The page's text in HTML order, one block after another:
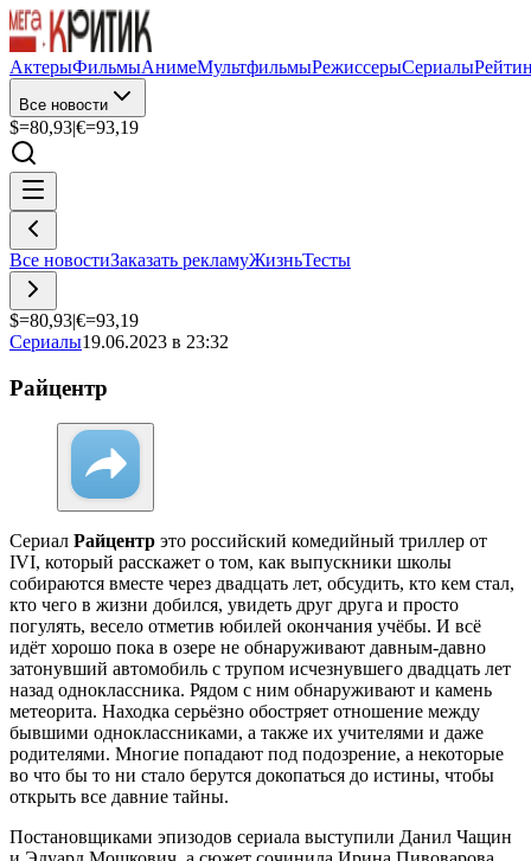
АктерыФильмыАнимеМультфильмыРежиссерыСериалы
Все новости
$=80,93|€=93,19
Все новостиЗаказать рекламуЖизньТесты
$=80,93|€=93,19
Сериалы19.06.2023 в 23:32
Райцентр
Сериал Райцентр это российский комедийный триллер от
IVI, который расскажет о том, как выпускники школы
собираются вместе через двадцать лет, обсудить, кто кем стал,
кто чего в жизни добился, увидеть друг друга и просто
погулять, весело отметив юбилей окончания учёбы. И всё
идёт хорошо пока в озере не обнаруживают давным-давно
затонувший автомобиль с трупом исчезнувшего двадцать лет
назад одноклассника. Рядом с ним обнаруживают и камень
метеорита. Находка серьёзно обостряет отношение между
бывшими одноклассниками, а также их учителями и даже
родителями. Многие попадают под подозрение, а некоторые
во что бы то ни стало берутся докопаться до истины, чтобы
открыть все давние тайны.
Постановщиками эпизодов сериала выступили Данил Чащин